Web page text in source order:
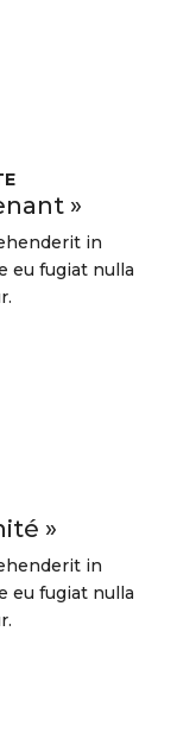
»
in
eu fugiat nulla
»
in
eu fugiat nulla